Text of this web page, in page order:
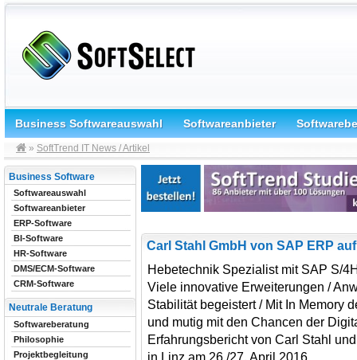
Business Softwareauswahl Softwareanbieter
» SoftTrend IT News / Artikel
Carl Stahl GmbH von SAP ERP
Hebetechnik Spezialist mit SAP S/
Viele innovative Erweiterungen /
Stabilität begeistert / Mit In Memory
und mutig mit den Chancen der
Erfahrungsbericht von Carl Stahl
in Linz am 26./27. April 2016
Business Software
Softwareauswahl
Softwareanbieter
ERP-Software
BI-Software
HR-Software
DMS/ECM-Software
CRM-Software
Neutrale Beratung
Softwareberatung
Philosophie
Projektbegleitung